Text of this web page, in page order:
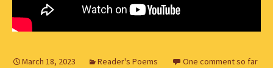
March 18, 2023 Reader's Poems One comment so far